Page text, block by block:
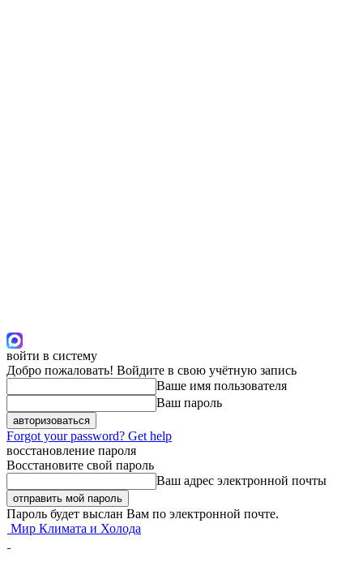
войти в систему
Добро пожаловать! Войдите в свою учётную запись
Ваше имя пользователя
Ваш пароль
Forgot your password? Get help
восстановление пароля
Восстановите свой пароль
Ваш адрес электронной почты
Пароль будет выслан Вам по электронной почте.
Мир Климата и Холода